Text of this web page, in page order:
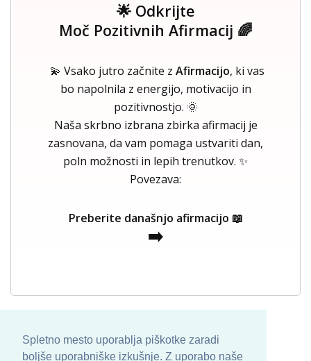
Spletno mesto uporablja piškotke zaradi
boljše uporabniške izkušnje. Z uporabo naše
🌟 Odkrijte
Moč Pozitivnih Afirmacij 🌈
💫 Vsako jutro začnite z Afirmacijo, ki vas
bo napolnila z energijo, motivacijo in
pozitivnostjo. 🌞
Naša skrbno izbrana zbirka afirmacij je
zasnovana, da vam pomaga ustvariti dan,
poln možnosti in lepih trenutkov. ✨
Povezava:
Preberite današnjo afirmacijo 📖
➡️